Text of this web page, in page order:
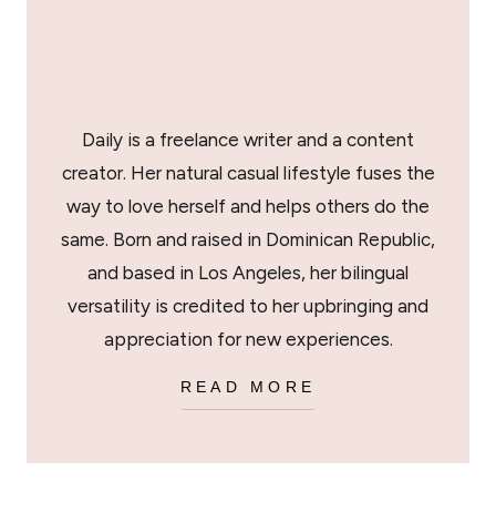
Daily is a freelance writer and a content
creator. Her natural casual lifestyle fuses the
way to love herself and helps others do the
same. Born and raised in Dominican Republic,
and based in Los Angeles, her bilingual
versatility is credited to her upbringing and
appreciation for new experiences.
READ MORE